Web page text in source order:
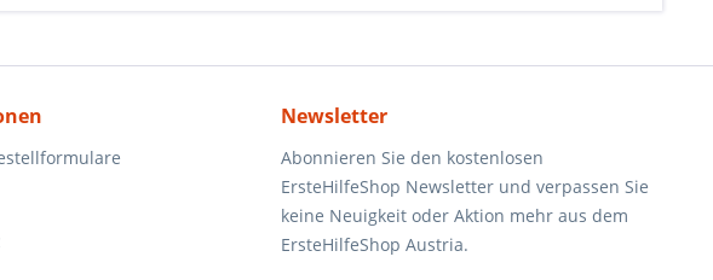
Newsletter
Abonnieren Sie den kostenlosen
ErsteHilfeShop Newsletter und verpassen Sie
keine Neuigkeit oder Aktion mehr aus dem
ErsteHilfeShop Austria.